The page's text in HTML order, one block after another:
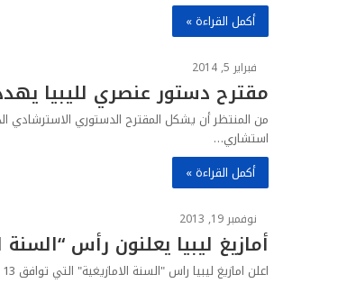
أكمل القراءة »
فبراير 5, 2014
مقترح دستور عنصري لليبيا يهدد
من المنتظر أن يشكل المقترح الدستوري الاسترشادي
استشاري…
أكمل القراءة »
نوفمبر 19, 2013
أمازيغ ليبيا يعلنون رأس
اعلن امازيغ ليبيا راس "السنة الامازيغية" التي توافق 13 يناير من كل عام عطلة رسمية في مختلف المدن الناطقة بالامازيغية…